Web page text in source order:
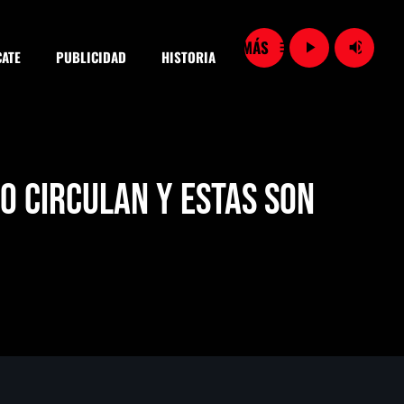
PUBLICIDAD HISTORIA menu play_arrow volume_up
circulan y estas son